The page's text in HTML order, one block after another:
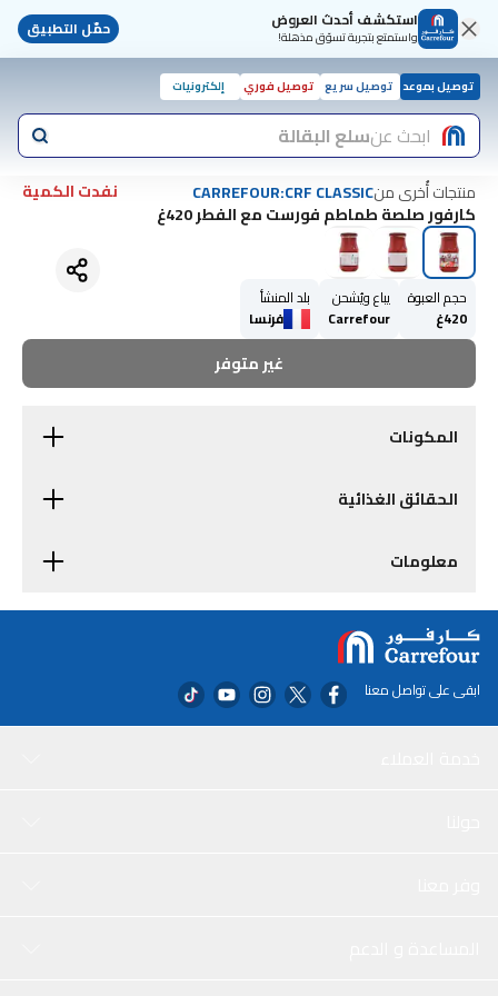
استكشف أحدث العروض
واستمتع بتجربة تسوّق مذهلة! حمّل التطبيق
توصيل بموعد توصيل سريع توصيل فوري إلكترونيات
ابحث عنسلع البقالة
منتجات أُخرى منCARREFOUR:CRF CLASSIC
نفدت الكمية
كارفور صلصة طماطم فورست مع الفطر 420غ
حجم العبوة
420غ
يباع ويُشحن
Carrefour
بلد المنشأ
فرنسا
غير متوفر
المكونات
الحقائق الغذائية
معلومات
ابقى على تواصل معنا